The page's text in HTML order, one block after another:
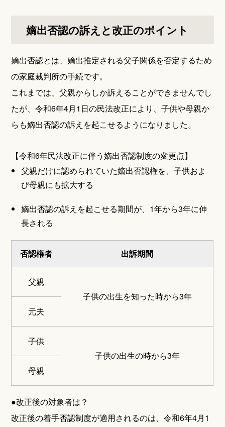
嫡出否認の訴えと改正のポイント
嫡出否認とは、嫡出推定される父子関係を否定するため
の家庭裁判所の手続です。
これまでは、父親からしか訴えることができませんでし
たが、令和6年4月1日の民法改正により、子供や母親か
らも嫡出否認の訴えを起こせるようになりました。
【令和6年民法改正に伴う嫡出否認制度の変更点】
父親だけに認められていた嫡出否認権を、子供およ
び母親にも拡大する
嫡出否認の訴えを起こせる期間が、1年から3年に伸
長される
否認権者 出訴期間
父親
子供の出生を知った時から3年
元夫
子供
子供の出生の時から3年
母親
●改正後の対象者は？
改正後の着手否認制度が適用されるのは、令和6年4月1